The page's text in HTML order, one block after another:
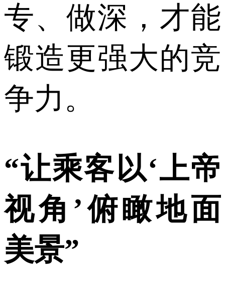
专、做深，才能
锻造更强大的竞
争力。
“让乘客以‘上帝
视角’俯瞰地面
美景”